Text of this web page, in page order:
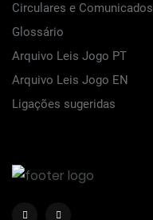
Circulares e Comunicados
Glossário
Arquivo Leis Jogo PT
Arquivo Leis Jogo EN
Ligações sugeridas